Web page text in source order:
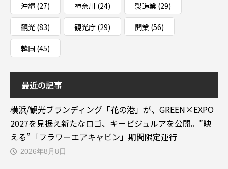
沖縄 (27) 神奈川 (24) 製造業 (29)
観光 (83) 観光庁 (29) 開業 (56)
韓国 (45)
最近の記事
横浜/観光ブランディング「花の港」が、GREEN×EXPO
2027を見据え新たなロゴ、キービジュルアを公開。”映
える”「フラワーエアキャビン」期間限定運行
2026年8月8日